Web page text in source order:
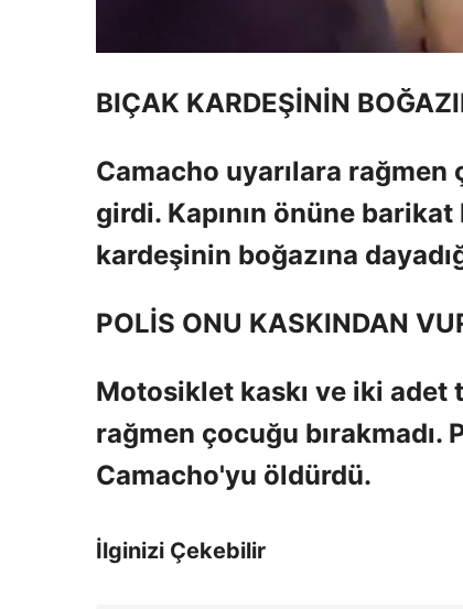
BIÇAK KARDEŞİNİN
Camacho uyarılara rağmen
girdi. Kapının önüne
kardeşinin boğazına
POLİS ONU KASKINDAN
Motosiklet kaskı ve iki adet
rağmen çocuğu
Camacho'yu öldürdü.
İlginizi Çekebilir